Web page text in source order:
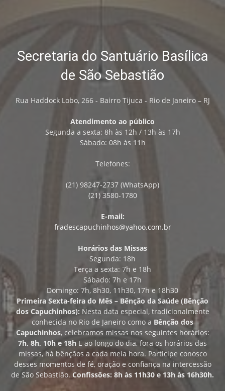
Secretaria do Santuário Basílica
de São Sebastião
Rua Haddock Lobo, 266 - Bairro Tijuca - Rio de Janeiro – RJ
Atendimento ao público
Segunda a sexta: 8h às 12h / 13h às 17h
Sábado: 08h às 11h
Telefones:
(21) 98247-2737 (WhatsApp)
(21) 3580-1780
E-mail:
fradescapuchinhos@yahoo.com.br
Horários das Missas
Segunda: 18h
Terça a sexta: 7h e 18h
Sábado: 7h e 17h
Domingo: 7h, 8h30, 11h30, 17h e 18h30
Primeira Sexta-feira do Mês – Bênção da Saúde (Bênção
dos Capuchinhos): Nesta data especial, tradicionalmente
conhecida no Rio de Janeiro como a Bênção dos
Capuchinhos, celebramos missas nos seguintes horários:
7h, 8h, 10h e 18h E ao longo do dia, fora os horários das
missas, há bênçãos a cada meia hora. Participe conosco
desses momentos de fé, oração e confiança na intercessão
de São Sebastião. Confissões: 8h às 11h30 e 13h às 16h30h.